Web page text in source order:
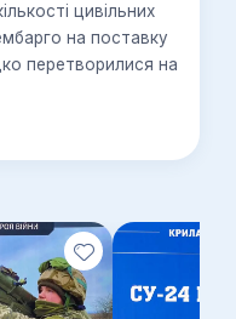
цивільних
на поставку
перетворилися на